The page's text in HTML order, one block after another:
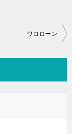
ワロローン